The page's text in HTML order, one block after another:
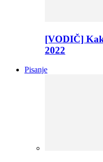
[VODIČ]
2022
Pisanje